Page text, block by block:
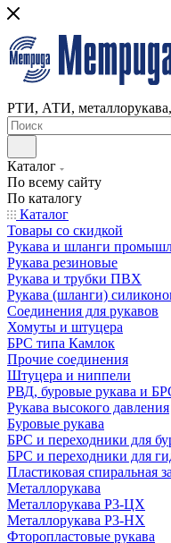
РТИ, АТИ,
Каталог
По всему сайту
По каталогу
Каталог
Товары со скидкой
Рукава и шланги
Рукава резиновые
Рукава и трубки ПВХ
Рукава (шланги)
Соединения для рукавов
Хомуты и штуцера
БРС типа Камлок
Прочие соединения
Штуцера и ниппели
РВД, буровые рукава и
Рукава высокого давления
Буровые рукава
БРС и переходники для
БРС и переходники для
Пластиковая спиральная
Металлорукава
Металлорукава Р3-ЦХ
Металлорукава Р3-НХ
Фторопластовые рукава